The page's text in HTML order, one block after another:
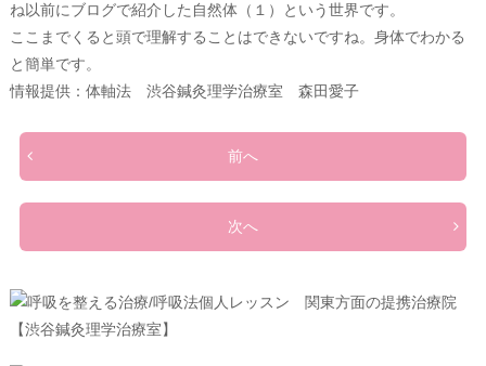
ね以前にブログで紹介した自然体（１）という世界です。
ここまでくると頭で理解することはできないですね。身体でわかる
と簡単です。
情報提供：体軸法 渋谷鍼灸理学治療室 森田愛子
前へ
次へ